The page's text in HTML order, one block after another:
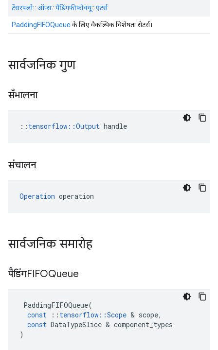
टेंसरफ्लो:: ऑप्स:: पैडिंगफीफोक्यू:: एटर्स
PaddingFIFOQueue के लिए वैकल्पिक विशेषता सेटर्स।
सार्वजनिक गुण
सँभालना
:: tensorflow::Output handle
संचालन
Operation operation
सार्वजनिक समारोह
पैडिंगFIFOQueue
PaddingFIFOQueue(
const
:: tensorflow ::Scope & scope,
const DataTypeSlice & component_types
)